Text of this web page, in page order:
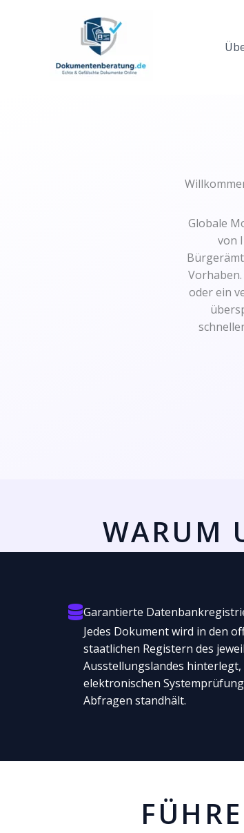
Globale
von
oder ein
WARUM
Garantierte
Jedes Dokument wird in den
staatlichen Registern des
Ausstellungslandes hinterlegt,
elektronischen
Abfragen standhält.